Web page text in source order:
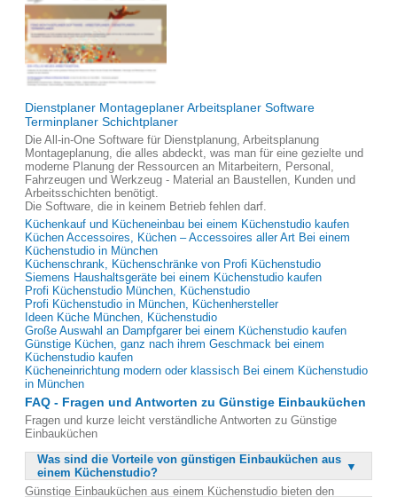
Dienstplaner Montageplaner Arbeitsplaner Software
Terminplaner Schichtplaner
Die All-in-One Software für Dienstplanung, Arbeitsplanung
Montageplanung, die alles abdeckt, was man für eine gezielte und
moderne Planung der Ressourcen an Mitarbeitern, Personal,
Fahrzeugen und Werkzeug - Material an Baustellen, Kunden und
Arbeitsschichten benötigt.
Die Software, die in keinem Betrieb fehlen darf.
Küchenkauf und Kücheneinbau bei einem Küchenstudio kaufen
Küchen Accessoires, Küchen – Accessoires aller Art Bei einem
Küchenstudio in München
Küchenschrank, Küchenschränke von Profi Küchenstudio
Siemens Haushaltsgeräte bei einem Küchenstudio kaufen
Profi Küchenstudio München, Küchenstudio
Profi Küchenstudio in München, Küchenhersteller
Ideen Küche München, Küchenstudio
Große Auswahl an Dampfgarer bei einem Küchenstudio kaufen
Günstige Küchen, ganz nach ihrem Geschmack bei einem
Küchenstudio kaufen
Kücheneinrichtung modern oder klassisch Bei einem Küchenstudio
in München
FAQ - Fragen und Antworten zu Günstige Einbauküchen
Fragen und kurze leicht verständliche Antworten zu Günstige
Einbauküchen
Was sind die Vorteile von günstigen Einbauküchen aus
einem Küchenstudio?
Günstige Einbauküchen aus einem Küchenstudio bieten den